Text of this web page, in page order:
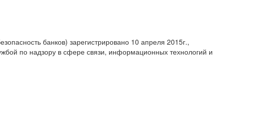
банков) зарегистрировано 10 апреля 2015г.,
по надзору в сфере связи, информационных технологий и